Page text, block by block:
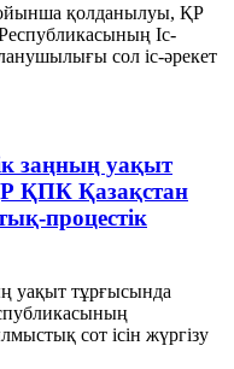
қолданылуы, ҚР
Іс-
сол іс-әрекет
заңның уақыт
ҚПК Қазақстан
процестік
уақыт тұрғысында
сот iсiн жүргiзу